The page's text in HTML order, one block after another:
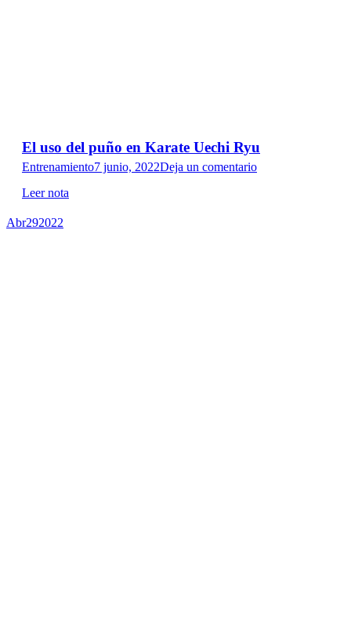
El uso del puño en Karate Uechi Ryu
Entrenamiento7 junio, 2022Deja un comentario
Leer nota
Abr292022